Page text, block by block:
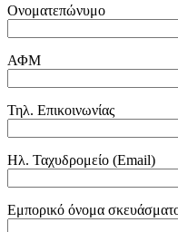
Ονοματεπώνυμο
ΑΦΜ
Τηλ. Επικοινωνίας
Ηλ. Ταχυδρομείο (Email)
Εμπορικό όνομα